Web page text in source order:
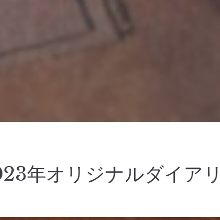
年オリジナルダイア